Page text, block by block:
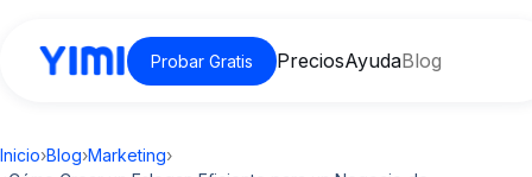
Probar Gratis PreciosAyudaBlog
Inicio›Blog›Marketing›